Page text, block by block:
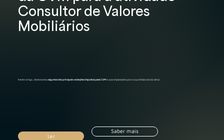
Neste artigo, destacamosalgumas das principais vedações impostas pela CVMe suas implicações para os profissionais do setor.
Consultor de Valores
Mobiliários
Ler
Saber mais